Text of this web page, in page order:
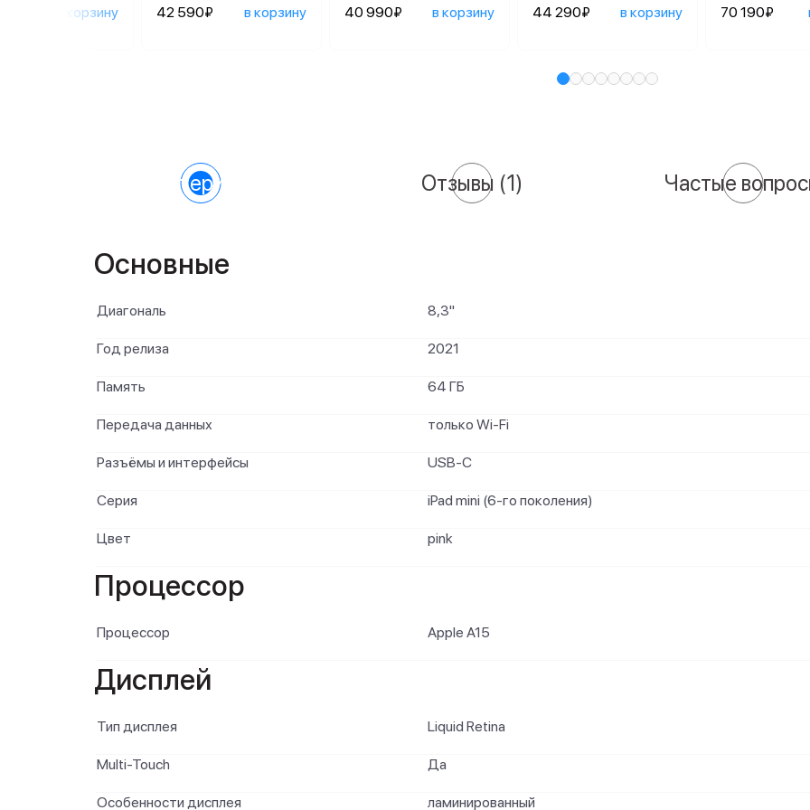
в корзину 42 590₽ в корзину 40 990₽ в корзину
44 290₽
в корзину
70 190₽
Характеристики Отзывы (1) Частые
Основные
Диагональ 8,3"
Год релиза 2021
Память 64 ГБ
Передача данных только Wi-Fi
Разъёмы и интерфейсы USB‑C
Серия iPad mini (6-го поколения)
Цвет pink
Процессор
Процессор Apple A15
Дисплей
Тип дисплея Liquid Retina
Multi-Touch Да
Особенности дисплея ламинированный